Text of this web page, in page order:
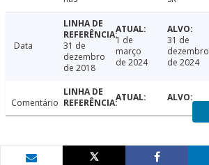
Data
31 de
dezembro
de 2018
1 de
março
de 2024
31 de
dezembro
de 2024
Comentário